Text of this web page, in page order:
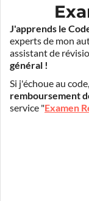
J'apprends le
experts de mon
assistant de
général !
Si j'échoue au
remboursement
service "Examen